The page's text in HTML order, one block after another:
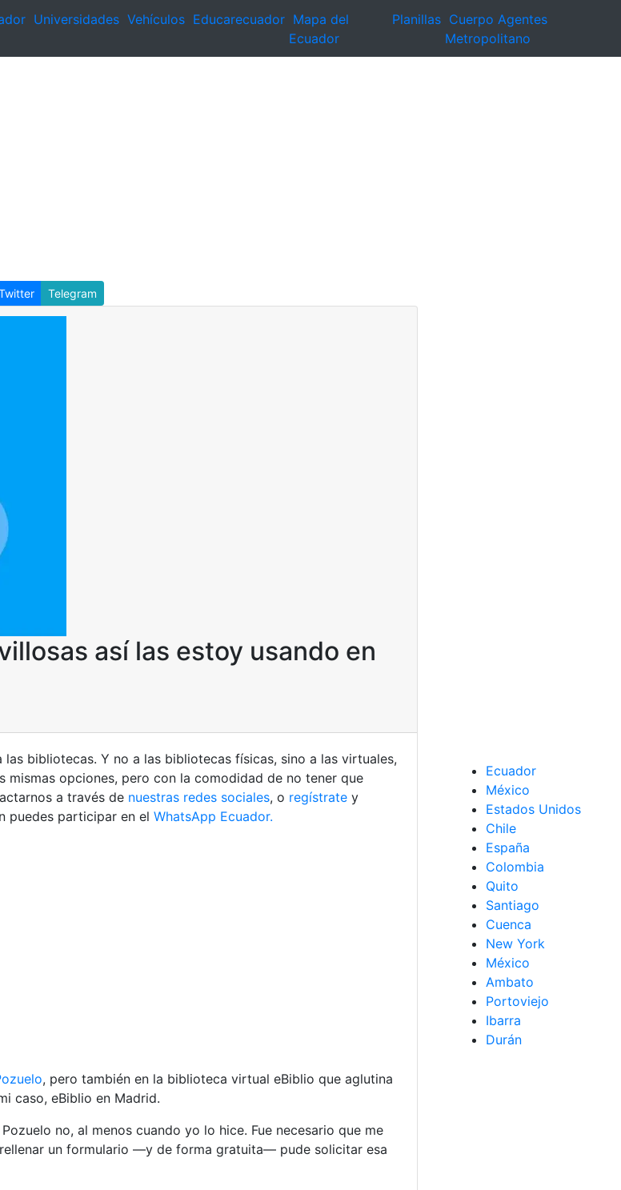
Universidades Vehículos Educarecuador Mapa del
Ecuador
Planillas Cuerpo Agentes
Metropolitano
Telegram
así las estoy usando en
bibliotecas. Y no a las bibliotecas físicas, sino a las virtuales,
opciones, pero con la comodidad de no tener que
a través de nuestras redes sociales, o regístrate y
puedes participar en el WhatsApp Ecuador.
, pero también en la biblioteca virtual eBiblio que aglutina
caso, eBiblio en Madrid.
no, al menos cuando yo lo hice. Fue necesario que me
un formulario —y de forma gratuita— pude solicitar esa
Ecuador
México
Estados Unidos
Chile
España
Colombia
Quito
Santiago
Cuenca
New York
México
Ambato
Portoviejo
Ibarra
Durán